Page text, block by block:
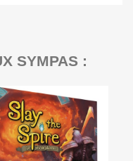
SYMPAS :